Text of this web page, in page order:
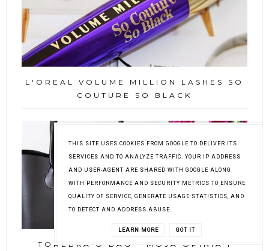
L'OREAL VOLUME MILLION LASHES SO
COUTURE SO BLACK
TOREBKA O BAG - MOJA OPINIA I
THIS SITE USES COOKIES FROM GOOGLE TO DELIVER ITS
SERVICES AND TO ANALYZE TRAFFIC. YOUR IP ADDRESS
AND USER-AGENT ARE SHARED WITH GOOGLE ALONG
WITH PERFORMANCE AND SECURITY METRICS TO ENSURE
QUALITY OF SERVICE, GENERATE USAGE STATISTICS, AND
TO DETECT AND ADDRESS ABUSE.
LEARN MORE GOT IT